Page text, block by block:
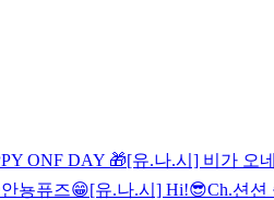
ONF DAY 🎁[유.나.시] 비가 오
안뇽퓨즈😁[유.나.시] Hi!😎Ch.션션